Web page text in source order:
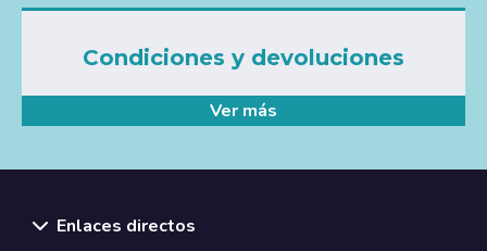
Condiciones y devoluciones
Ver más
Enlaces directos